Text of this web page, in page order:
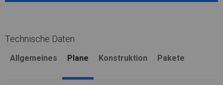
Technische Daten
Allgemeines Plane Konstruktion Pakete